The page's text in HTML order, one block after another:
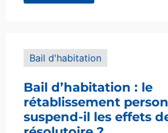
Bail d'habitation
Bail d’habitation : le
rétablissement
suspend-il les effets